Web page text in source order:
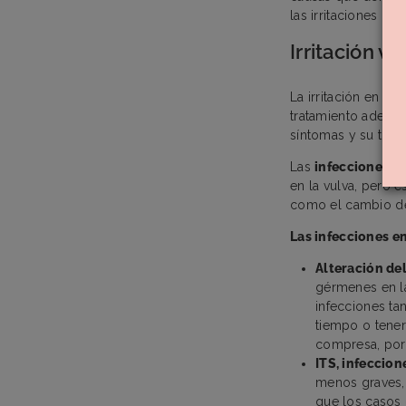
las irritaciones
Irritación
La irritación en
tratamiento
síntomas y su
Lasinfecciones
en la vulva, pero
como el cambio
Las infecciones
Alteración
gérmenes en
infecciones
tiempo o
compresa,
ITS,
menos
que los casos